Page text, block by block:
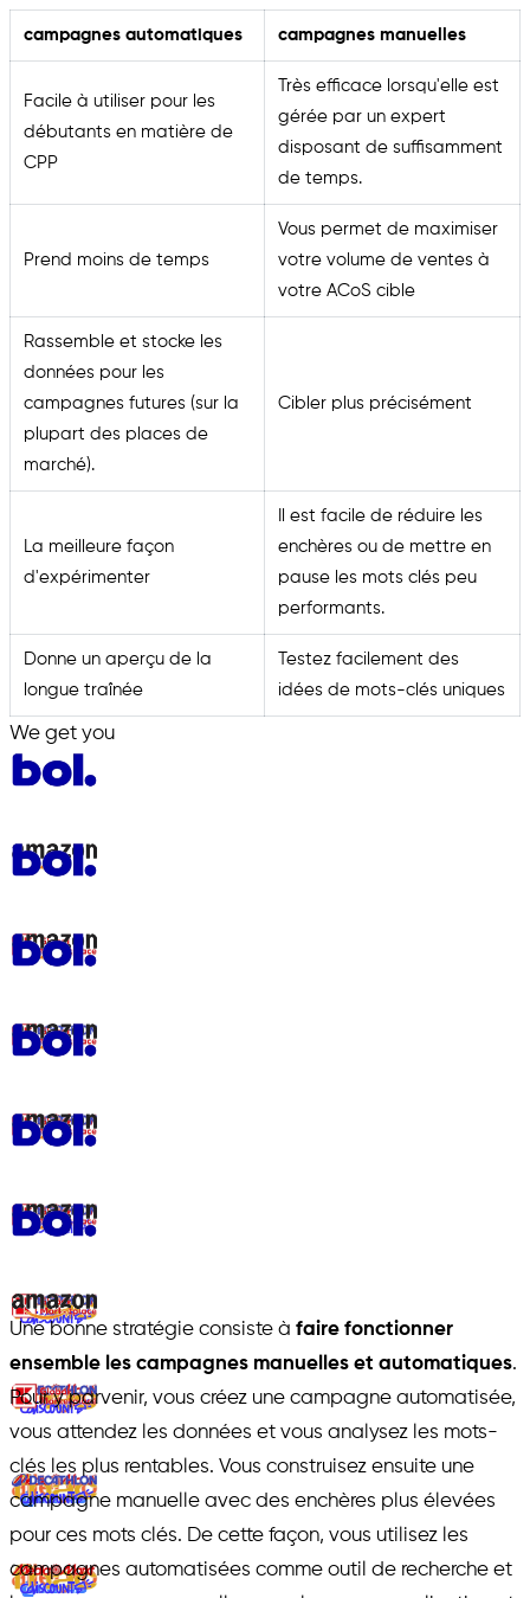
campagnes automatiques campagnes manuelles
Facile à utiliser pour les
débutants en matière de
CPP
Très efficace lorsqu'elle est
gérée par un expert
disposant de suffisamment
de temps.
Prend moins de temps
Vous permet de maximiser
votre volume de ventes à
votre ACoS cible
Rassemble et stocke les
données pour les
campagnes futures (sur la
plupart des places de
marché).
Cibler plus précisément
La meilleure façon
d'expérimenter
Il est facile de réduire les
enchères ou de mettre en
pause les mots clés peu
performants.
Donne un aperçu de la
longue traînée
Testez facilement des
idées de mots-clés uniques
We get you
Une bonne stratégie consiste à faire fonctionner
ensemble les campagnes manuelles et automatiques.
Pour y parvenir, vous créez une campagne automatisée,
vous attendez les données et vous analysez les mots-
clés les plus rentables. Vous construisez ensuite une
campagne manuelle avec des enchères plus élevées
pour ces mots clés. De cette façon, vous utilisez les
campagnes automatisées comme outil de recherche et